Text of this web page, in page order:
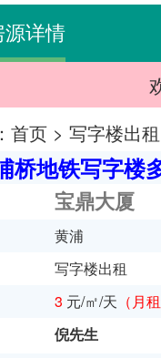
源详情
欢
首页 > 写字楼出租
桥地铁写字楼
宝鼎大厦
黄浦
写字楼出租
3 元/㎡/天 （月
倪先生